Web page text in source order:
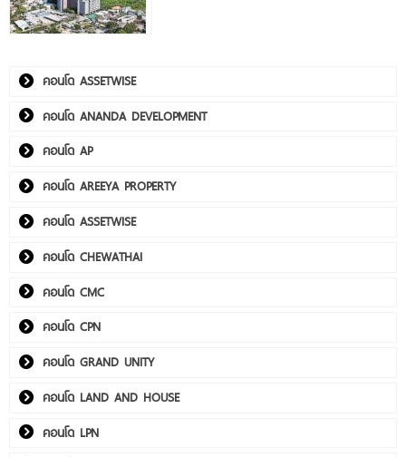
คอนโด ASSETWISE
คอนโด ANANDA DEVELOPMENT
คอนโด AP
คอนโด AREEYA PROPERTY
คอนโด ASSETWISE
คอนโด CHEWATHAI
คอนโด CMC
คอนโด CPN
คอนโด GRAND UNITY
คอนโด LAND AND HOUSE
คอนโด LPN